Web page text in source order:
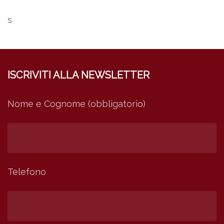
s
ISCRIVITI ALLA NEWSLETTER
Nome e Cognome (obbligatorio)
Telefono